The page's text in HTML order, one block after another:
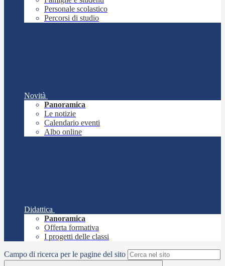
Personale scolastico
Percorsi di studio
Novità
Panoramica
Le notizie
Calendario eventi
Albo online
Didattica
Panoramica
Offerta formativa
I progetti delle classi
Campo di ricerca per le pagine del sito